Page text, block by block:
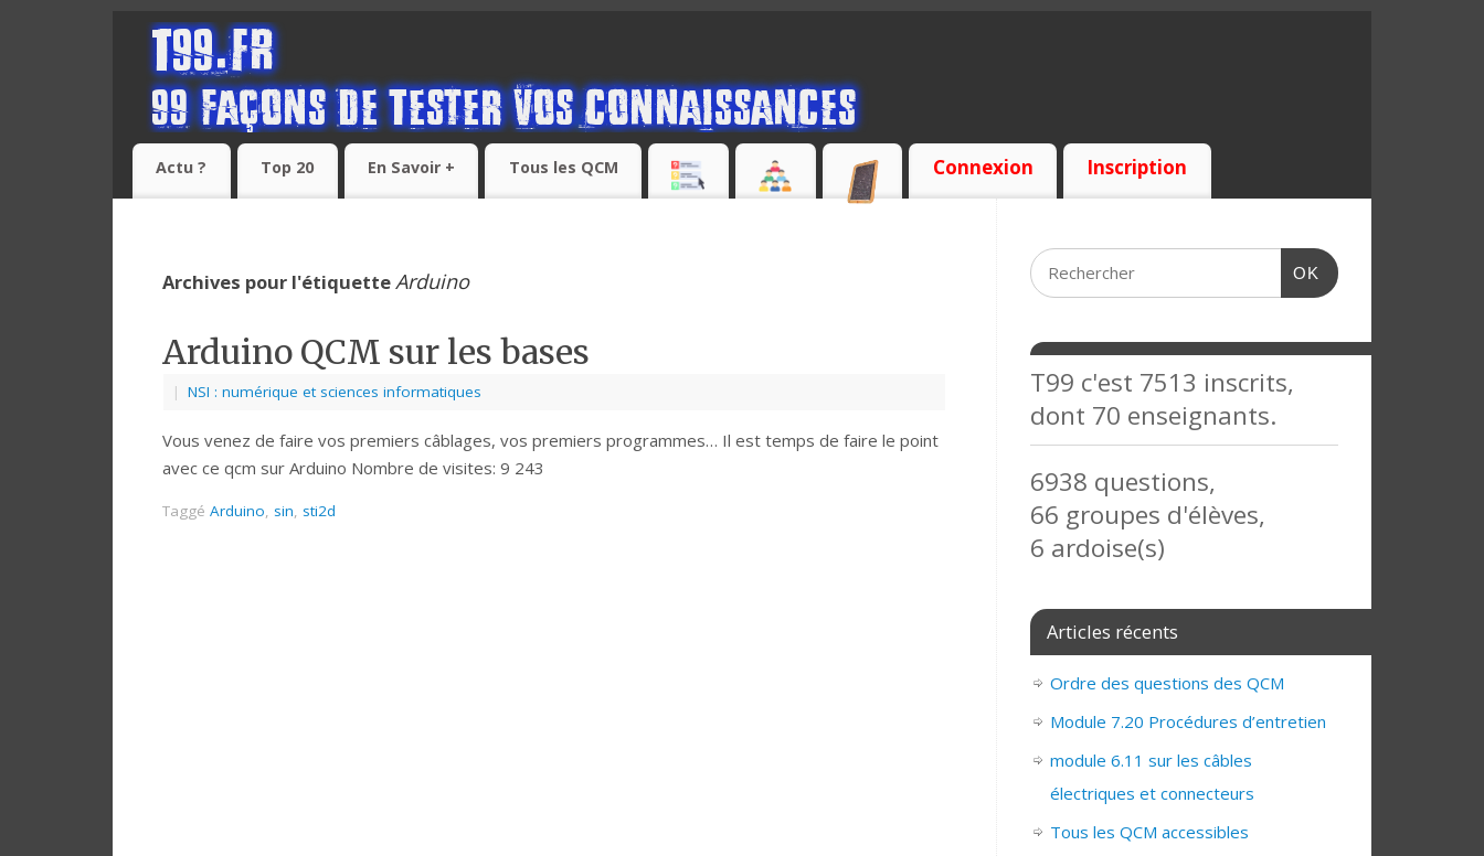
Actu ? Top 20 En Savoir + Tous les QCM Connexion Inscription
Archives pour l'étiquetteArduino
Arduino QCM sur les bases
| NSI : numérique et sciences informatiques
Vous venez de faire vos premiers câblages, vos premiers programmes… Il est temps de faire le point
avec ce qcm sur Arduino Nombre de visites: 9 243
Taggé Arduino, sin, sti2d
OK
T99 c'est 7513 inscrits,
dont 70 enseignants.
6938 questions,
66 groupes d'élèves,
6 ardoise(s)
Articles récents
Ordre des questions des QCM
Module 7.20 Procédures d’entretien
module 6.11 sur les câbles
électriques et connecteurs
Tous les QCM accessibles